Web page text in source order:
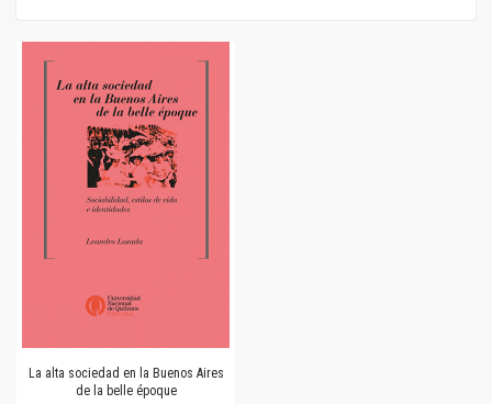
La alta sociedad en la Buenos Aires
de la belle époque